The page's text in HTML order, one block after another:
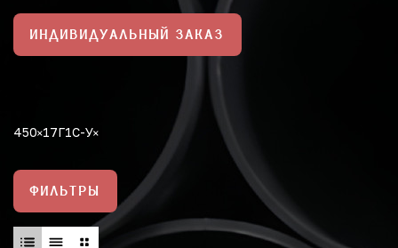
ИНДИВИДУАЛЬНЫЙ ЗАКАЗ
450 17Г1С-У
ФИЛЬТРЫ